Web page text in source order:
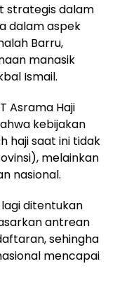
strategis dalam
dalam aspek
Barru,
manasik
Ismail.
Asrama Haji
kebijakan
haji saat ini tidak
melainkan
nasional.
ditentukan
antrean
sehingha
mencapai